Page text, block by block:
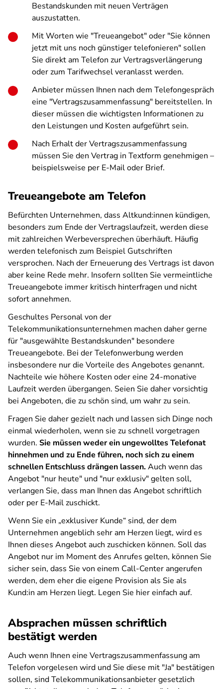
Bestandskunden mit neuen Verträgen
auszustatten.
Mit Worten wie "Treueangebot" oder "Sie können
jetzt mit uns noch günstiger telefonieren" sollen
Sie direkt am Telefon zur Vertragsverlängerung
oder zum Tarifwechsel veranlasst werden.
Anbieter müssen Ihnen nach dem Telefongespräch
eine "Vertragszusammenfassung" bereitstellen. In
dieser müssen die wichtigsten Informationen zu
den Leistungen und Kosten aufgeführt sein.
Nach Erhalt der Vertragszusammenfassung
müssen Sie den Vertrag in Textform genehmigen –
beispielsweise per E-Mail oder Brief.
Treueangebote am Telefon
Befürchten Unternehmen, dass Altkund:innen kündigen,
besonders zum Ende der Vertragslaufzeit, werden diese
mit zahlreichen Werbeversprechen überhäuft. Häufig
werden telefonisch zum Beispiel Gutschriften
versprochen. Nach der Erneuerung des Vertrags ist davon
aber keine Rede mehr. Insofern sollten Sie vermeintliche
Treueangebote immer kritisch hinterfragen und nicht
sofort annehmen.
Geschultes Personal von der
Telekommunikationsunternehmen machen daher gerne
für "ausgewählte Bestandskunden" besondere
Treueangebote. Bei der Telefonwerbung werden
insbesondere nur die Vorteile des Angebotes genannt.
Nachteile wie höhere Kosten oder eine 24-monative
Laufzeit werden übergangen. Seien Sie daher vorsichtig
bei Angeboten, die zu schön sind, um wahr zu sein.
Fragen Sie daher gezielt nach und lassen sich Dinge noch
einmal wiederholen, wenn sie zu schnell vorgetragen
wurden. Sie müssen weder ein ungewolltes Telefonat
hinnehmen und zu Ende führen, noch sich zu einem
schnellen Entschluss drängen lassen.Auch wenn das
Angebot "nur heute" und "nur exklusiv" gelten soll,
verlangen Sie, dass man Ihnen das Angebot schriftlich
oder per E-Mail zuschickt.
Wenn Sie ein „exklusiver Kunde“ sind, der dem
Unternehmen angeblich sehr am Herzen liegt, wird es
Ihnen dieses Angebot auch zuschicken können. Soll das
Angebot nur im Moment des Anrufes gelten, können Sie
sicher sein, dass Sie von einem Call-Center angerufen
werden, dem eher die eigene Provision als Sie als
Kund:in am Herzen liegt. Legen Sie hier einfach auf.
Absprachen müssen schriftlich
bestätigt werden
Auch wenn Ihnen eine Vertragszusammenfassung am
Telefon vorgelesen wird und Sie diese mit "Ja" bestätigen
sollen, sind Telekommunikationsanbieter gesetzlich